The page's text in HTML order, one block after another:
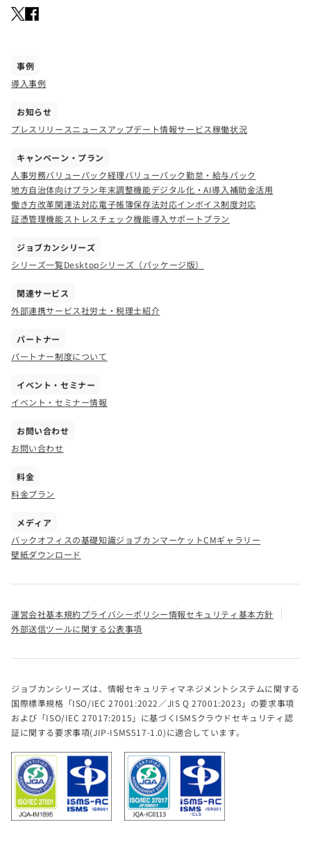
事例
導入事例
お知らせ
プレスリリースニュース アップデート情報サービス稼働状況
キャンペーン・プラン
人事労務バリューパック経理バリューパック勤怠・給与パック
地方自治体向けプラン年末調整機能デジタル化・AI導入補助金活用
働き方改革関連法対応電子帳簿保存法対応インボイス制度対応
証憑管理機能ストレスチェック機能導入サポートプラン
ジョブカンシリーズ
シリーズ一覧Desktopシリーズ（パッケージ版）
関連サービス
外部連携サービス社労士・税理士紹介
パートナー
パートナー制度について
イベント・セミナー
イベント・セミナー情報
お問い合わせ
お問い合わせ
料金
料金プラン
メディア
バックオフィスの基礎知識ジョブカンマーケットCMギャラリー
壁紙ダウンロード
運営会社基本規約プライバシーポリシー情報セキュリティ基本方針
外部送信ツールに関する公表事項
ジョブカンシリーズは、情報セキュリティマネジメントシステムに関する
国際標準規格「ISO/IEC 27001:2022／JIS Q 27001:2023」の要求事項
および「ISO/IEC 27017:2015」に基づくISMSクラウドセキュリティ認
証に関する要求事項(JIP-ISMS517-1.0)に適合しています。